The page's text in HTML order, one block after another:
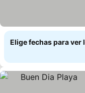
Elige fechas para